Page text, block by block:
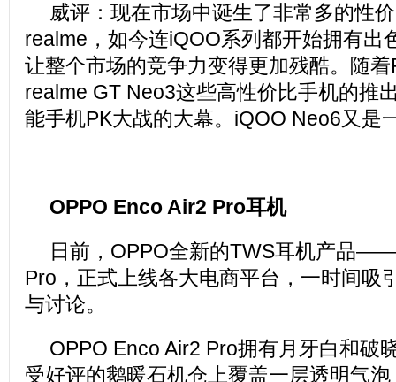
威评：现在市场中诞生了非常多的性
realme，如今连iQOO系列都开始拥有出
让整个市场的竞争力变得更加残酷。随
realme GT Neo3这些高性价比手机的推
能手机PK大战的大幕。iQOO Neo6又是
OPPO Enco Air2 Pro耳机
日前，OPPO全新的TWS耳机产品
Pro，正式上线各大电商平台，一时间吸
与讨论。
OPPO Enco Air2 Pro拥有月牙白和破
受好评的鹅暖石机仓上覆盖一层透明气